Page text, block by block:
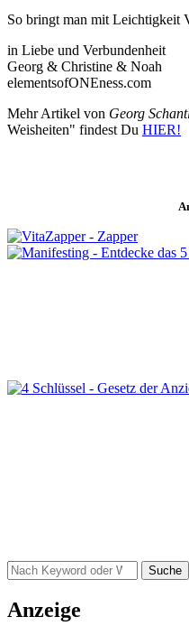
So bringt man mit Leichtigkeit
in Liebe und Verbundenheit
Georg & Christine & Noah
elementsofONEness.com
Mehr Artikel von Georg
Weisheiten" findest Du HIER!
Suche
Anzeige